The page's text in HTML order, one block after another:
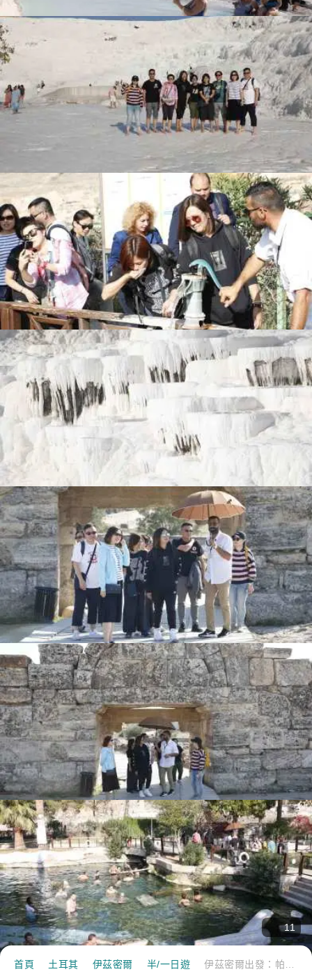
11
首頁 土耳其 伊茲密爾 半/一日遊